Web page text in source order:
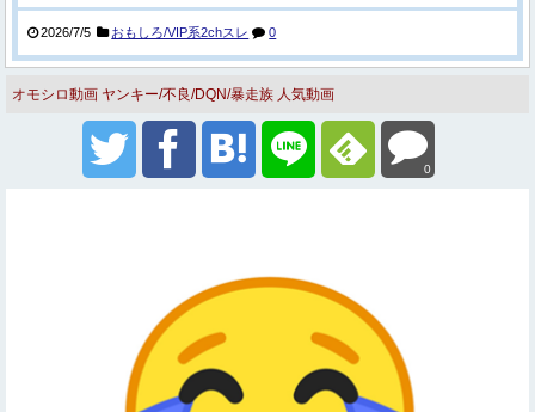
2026/7/5 おもしろ/VIP系2chスレ 0
オモシロ動画 ヤンキー/不良/DQN/暴走族 人気動画
0